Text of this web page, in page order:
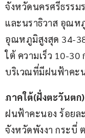
จังหวัดนครศรีธรรม
และนราธิวาส อุณห
อุณหภูมิสูงสุด 34-
ใต้ ความเร็ว 10-
บริเวณที่มีฝนฟ้าคะ
ภาคใต้(ฝั่งตะวันตก)
ฝนฟ้าคะนอง ร้อยล
จังหวัดพังงา กระบี่